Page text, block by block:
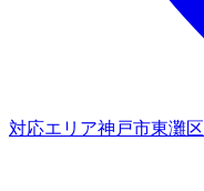
対応エリア神戸市東灘区